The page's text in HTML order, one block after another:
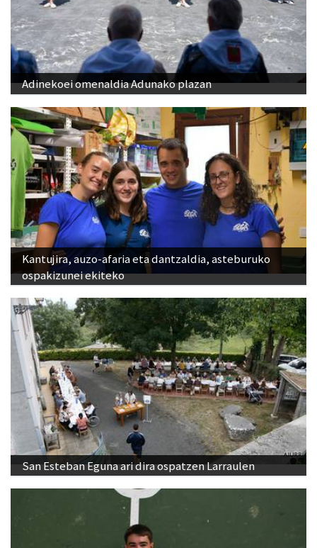
Adinekoei omenaldia Adunako plazan
Kantujira, auzo-afaria eta dantzaldia, asteburuko
ospakizunei ekiteko
San Esteban Eguna ari dira ospatzen Larraulen